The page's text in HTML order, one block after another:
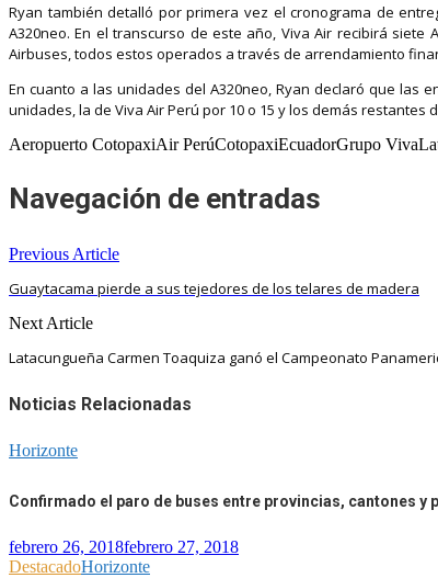
Ryan también detalló por primera vez el cronograma de
A320neo. En el transcurso de este año, Viva Air recibirá
Airbuses, todos estos operados a través de arrendamiento
En cuanto a las unidades del A320neo, Ryan declaró que las
unidades, la de Viva Air Perú por 10 o 15 y los demás
Aeropuerto CotopaxiAir PerúCotopaxiEcuadorGrupo
Navegación de entradas
Previous Article
Guaytacama pierde a sus tejedores de los telares de madera
Next Article
Latacungueña Carmen Toaquiza ganó el Campeonato
Noticias Relacionadas
Horizonte
Confirmado el paro de buses entre provincias, cantones y
febrero 26, 2018febrero 27, 2018
DestacadoHorizonte